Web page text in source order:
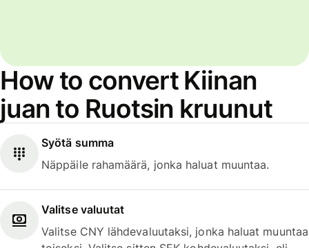
How to convert Kiinan
juan to Ruotsin kruunut
Syötä summa
Näppäile rahamäärä, jonka haluat muuntaa.
Valitse valuutat
Valitse CNY lähdevaluutaksi, jonka haluat muuntaa